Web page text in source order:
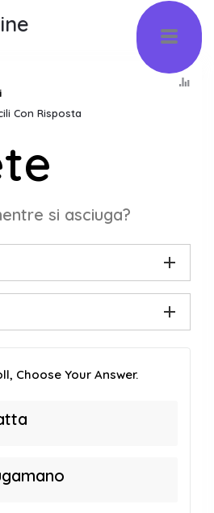
Con Risposta
si asciuga?
Choose Your Answer.